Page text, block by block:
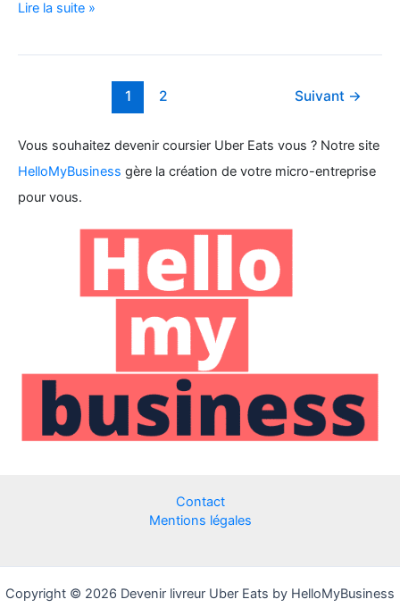
Comment
Uber
pour
être
Lire la suite »
1 2 Suivant →
Vous souhaitez devenir coursier Uber Eats vous ? Notre site
HelloMyBusiness gère la création de votre micro-entreprise
pour vous.
Contact
Mentions légales
Copyright © 2026 Devenir livreur Uber Eats by HelloMyBusiness